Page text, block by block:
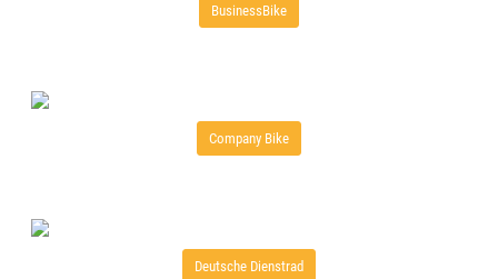
BusinessBike
Company Bike
Deutsche Dienstrad